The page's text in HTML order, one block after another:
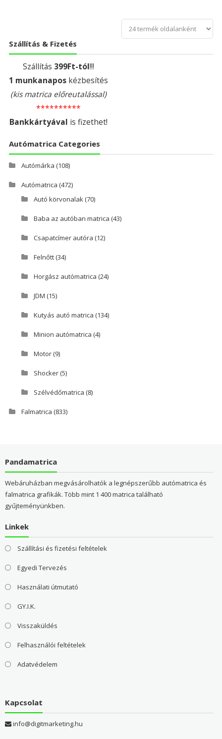
Szállítás & Fizetés
Szállítás 399Ft-tól!!!
1 munkanaposkézbesítés
(kis matrica előreutalással)
**********
Bankkártyával is fizethet!
Autómatrica Categories
Autómárka (108)
Autómatrica (472)
Autó körvonalak(70)
Baba az autóban matrica (43)
Csapatcímer autóra (12)
Felnőtt(34)
Horgász autómatrica (24)
JDM (15)
Kutyás autó matrica (134)
Minion autómatrica (4)
Motor(9)
Shocker(5)
Szélvédőmatrica (8)
Falmatrica (833)
Pandamatrica
Webáruházban megvásárolhatók a legnépszerűbb autómatrica és
falmatrica grafikák. Több mint 1 400 matrica található
gyűjteményünkben.
Linkek
Szállítási és fizetési feltételek
Egyedi Tervezés
Használati útmutató
GY.I.K.
Visszaküldés
Felhasználói feltételek
Adatvédelem
Kapcsolat
info@digitmarketing.hu